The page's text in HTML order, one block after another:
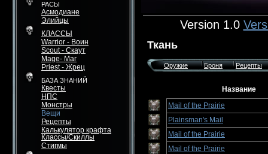
РАСЫ
Асмодиане
Элийцы
КЛАССЫ
Warrior - Воин
Scout - Скаут
Mage- Маг
Priest - Жрец
БАЗА ЗНАНИЙ
Квесты
НПС
Монстры
Вещи
Рецепты
Калькулятор крафта
Классы/Скиллы
Стигмы
Version 1.0
Ткань
Оружие Броня Рецепты
Название
Mail of the Prairie
Plainsman's Mail
Mail of the Prairie
Mail of the Prairie